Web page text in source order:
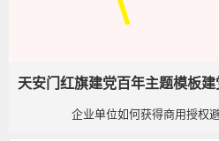
天安门红旗建党百年主题模板建
企业单位如何获得商用授权